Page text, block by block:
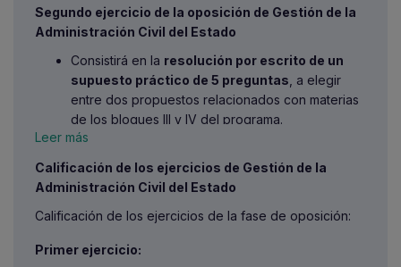
Arquitecto Técnico o Grado.
Pertenecer, como
personal funcionario de
fijoencuadrado en el anexo II del IV Convenio
colectivo único para el personal laboral de la
Administración General del Estado, a alguno de
lossiguientes colectivos:
De cuerpos o escalas del subgrupo
C1 de la Administración General del
antiguo grupo C de laLey 30/1984,
Segundo ejercicio de la oposición de Gestión de la
Administración Civil del Estado
Consistirá en la resolución por escrito de un
supuesto práctico de 5 preguntas , a elegir
entre dos propuestos relacionados con materias
de los bloques III y IV del programa.
En este ejercicio se valorará la capacidad para
aplicar los conocimientos a las situaciones
prácticas que se planteen, la sistemática, la
expresión escrita de la persona aspirante.
ejercicio será de un máximo de ciento
Leer más
Calificación de los ejercicios de Gestión de la
Administración Civil del Estado
Calificación de los ejercicios de la fase de oposición:
Primer ejercicio: